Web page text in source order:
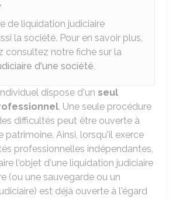
de liquidation judiciaire
la société. Pour en savoir plus,
consultez notre fiche sur la
d'une société.
dispose d'un seul
. Une seule procédure
difficultés peut être ouverte à
patrimoine. Ainsi, lorsqu'il exerce
professionnelles indépendantes,
l'objet d'une liquidation judiciaire
(ou une sauvegarde ou un
est déjà ouverte à l'égard